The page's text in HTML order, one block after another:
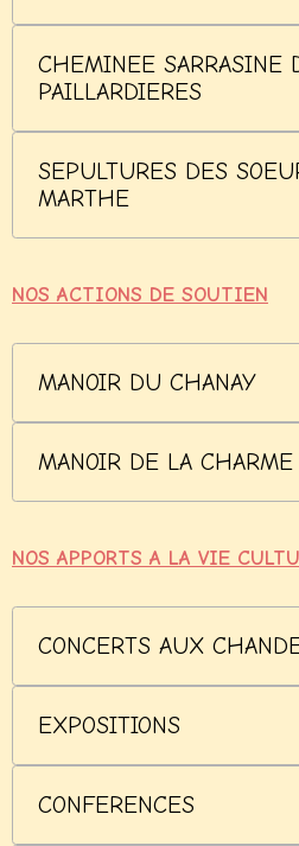
CHEMINEE SARRASINE
PAILLARDIERES
SEPULTURES DES
MARTHE
NOS ACTIONS DE SOUTIEN
MANOIR DU CHANAY
MANOIR DE LA CHARME
NOS APPORTS A LA VIE
CONCERTS AUX
EXPOSITIONS
CONFERENCES